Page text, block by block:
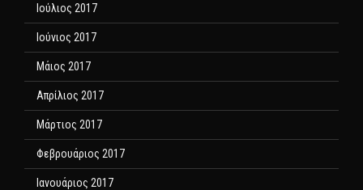
Ιούλιος 2017
Ιούνιος 2017
Μάιος 2017
Απρίλιος 2017
Μάρτιος 2017
Φεβρουάριος 2017
Ιανουάριος 2017